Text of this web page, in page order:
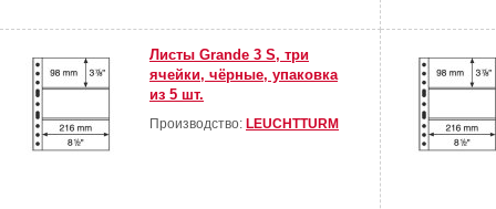
Листы Grande 3 S, три
ячейки, чёрные, упаковка
из 5 шт.
Производство: LEUCHTTURM